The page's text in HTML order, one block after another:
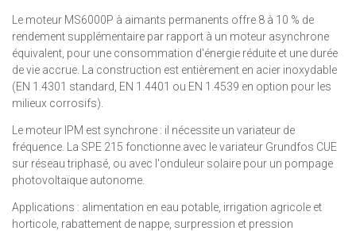
Le moteur MS6000P à aimants permanents offre 8 à 10 % de
rendement supplémentaire par rapport à un moteur asynchrone
équivalent, pour une consommation d'énergie réduite et une durée
de vie accrue. La construction est entièrement en acier inoxydable
(EN 1.4301 standard, EN 1.4401 ou EN 1.4539 en option pour les
milieux corrosifs).
Le moteur IPM est synchrone : il nécessite un variateur de
fréquence. La SPE 215 fonctionne avec le variateur Grundfos CUE
sur réseau triphasé, ou avec l'onduleur solaire pour un pompage
photovoltaïque autonome.
Applications : alimentation en eau potable, irrigation agricole et
horticole, rabattement de nappe, surpression et pression